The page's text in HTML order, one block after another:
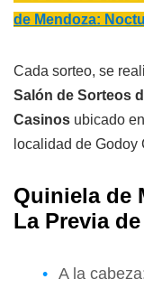
de Mendoza:
Cada sorteo, se
Salón de Sorteos
Casinos ubicado
localidad de Godoy
Quiniela de
La Previa
A la